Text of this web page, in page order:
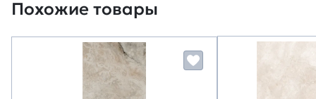
Похожие товары